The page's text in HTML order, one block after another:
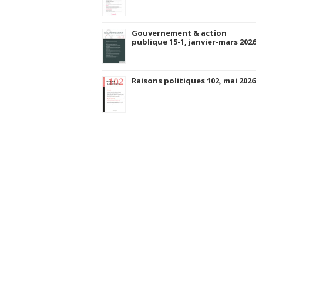
Gouvernement & action
publique 15-1, janvier-mars 2026
Raisons politiques 102, mai 2026